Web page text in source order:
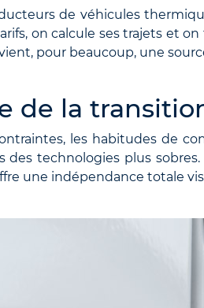
de véhicules
on calcule ses trajets et
pour beaucoup, une
de la
les habitudes de
des technologies plus
une indépendance totale